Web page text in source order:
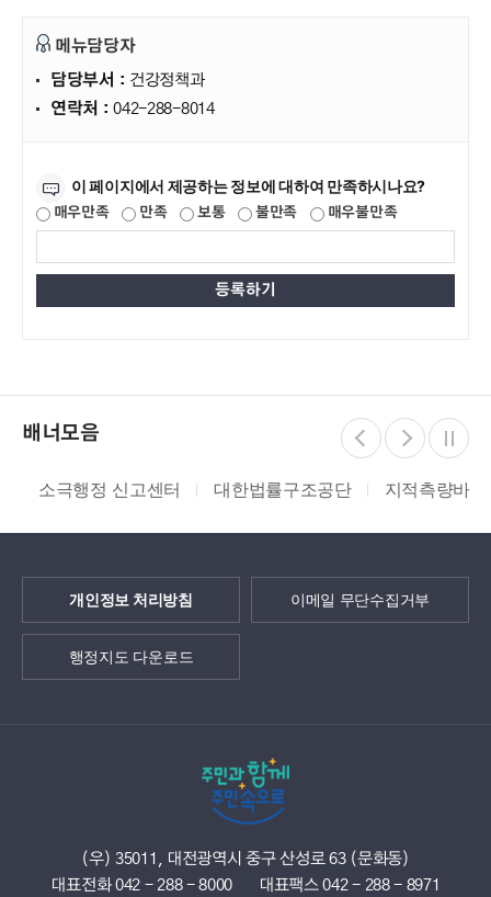
메뉴담당자
담당부서 : 건강정책과
연락처 :042-288-8014
이 페이지에서 제공하는 정보에 대하여 만족하시나요?
매우만족 만족 보통 불만족 매우불만족
배너모음
소극행정 신고센터 대한법률구조공단 지적측량바로
개인정보 처리방침 이메일 무단수집거부
행정지도 다운로드
(우) 35011, 대전광역시 중구 산성로 63 (문화동)
대표전화 042 - 288 - 8000
대표팩스 042 - 288 - 8971